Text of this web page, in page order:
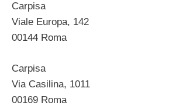
Carpisa
Viale Europa, 142
00144 Roma
Carpisa
Via Casilina, 1011
00169 Roma